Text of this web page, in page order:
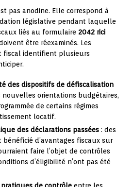
pas anodine. Elle correspond à
législative pendant laquelle
liés au formulaire 2042 rici
être réexaminés. Les
fiscal identifient plusieurs
des dispositifs de défiscalisation
nouvelles orientations budgétaires,
de certains régimes
locatif.
des déclarations passées : des
d’avantages fiscaux sur
faire l’objet de contrôles
d’éligibilité n’ont pas été